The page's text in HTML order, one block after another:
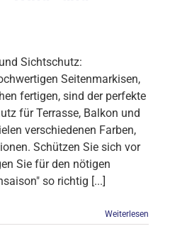
Sichtschutz:
Seitenmarkisen,
fertigen, sind der perfekte
für Terrasse, Balkon und
verschiedenen Farben,
Schützen Sie sich vor
Sie für den nötigen
so richtig [...]
Weiterlesen